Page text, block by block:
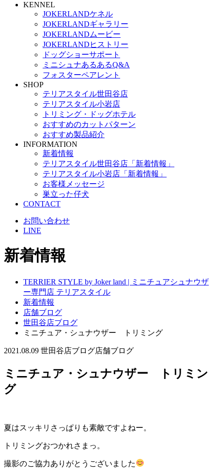
KENNEL
JOKERLANDケネル
JOKERLANDギャラリー
JOKERLANDムービー
JOKERLANDヒストリー
ドッグショーサポート
ミニシュナあるあるQ&A
フォスターペアレント
SHOP
テリアスタイル世田谷店
テリアスタイル小岩店
トリミング・ドッグホテル
おすすめのカットパターン
おすすめ製品紹介
INFORMATION
新着情報
テリアスタイル世田谷店「新着情報」
テリアスタイル小岩店「新着情報」
お客様メッセージ
巣立った仔犬
CONTACT
お問い合わせ
LINE
新着情報
TERRIER STYLE by Joker land | ミニチュアシュナウザ
ー専門店 テリアスタイル
新着情報
店舗ブログ
世田谷店ブログ
ミニチュア・シュナウザー トリミング
2021.08.09 世田谷店ブログ店舗ブログ
ミニチュア・シュナウザー トリミン
グ
夏はスッキリさっぱりも素敵ですよねー。
トリミングおつかれさまっ。
撮影のご協力ありがとうございました